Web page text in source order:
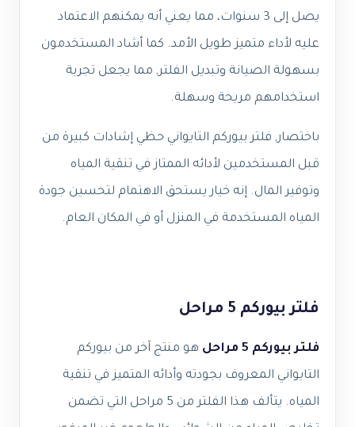
يصل إلى 3 سنوات، مما يعني أنه يمكنهم الاعتماد
عليه لأداء متميز طويل الأمد. كما أشاد المستخدمون
بسهولة الصيانة وتبديل الفلتر, مما يجعل تجربة
استخدامهم مريحة وسهلة.
باختصار, فلتر بيوركم التايواني حظي إشادات كبيرة من
قبل المستخدمين لأدائه الممتاز في تنقية المياه
وتوفير المال. إنه خيار يستحق الاهتمام لتحسين جودة
المياه المستخدمة في المنزل أو في المكان العام.
فلتر بيوركم 5 مراحل
فلتر بيوركم 5 مراحل
هو منتج آخر من بيوركم
التايواني المعروف بجودته وأدائه المتميز في تنقية
المياه. يتألف هذا الفلتر من 5 مراحل التي تضمن